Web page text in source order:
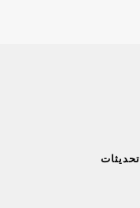
تحديثات